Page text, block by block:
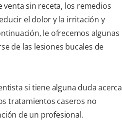
sin receta, los remedios
el dolor y la irritación y
le ofrecemos algunas
de las lesiones bucales de
si tiene alguna duda acerca
tratamientos caseros no
de un profesional.